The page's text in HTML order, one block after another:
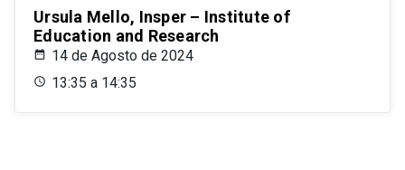
Ursula Mello, Insper – Institute of
Education and Research
14 de Agosto de 2024
13:35 a 14:35